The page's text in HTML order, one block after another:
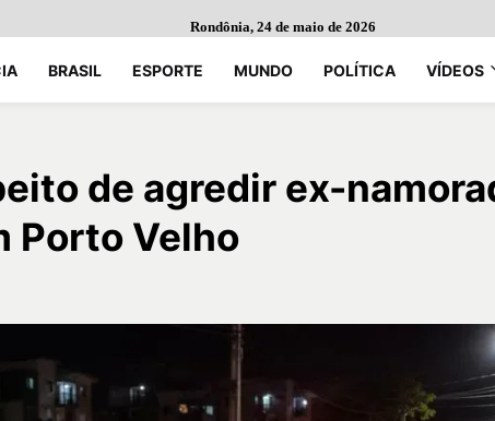
Rondônia, 24 de maio de 2026
BRASIL ESPORTE MUNDO POLÍTICA VÍDEOS
de agredir ex-
Porto Velho